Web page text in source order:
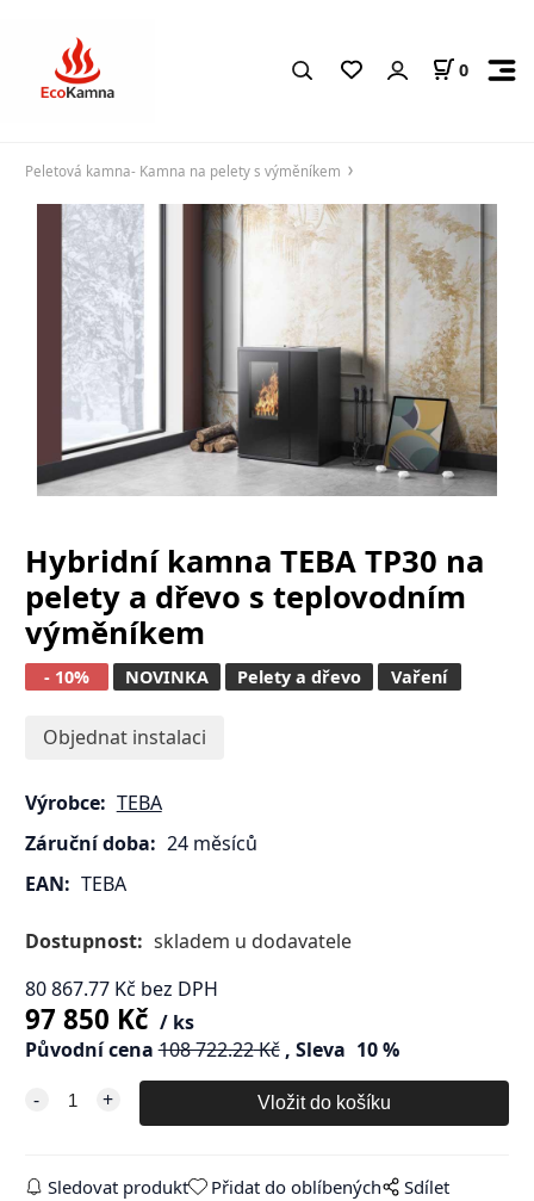
0
Peletová kamna- Kamna na pelety s výměníkem
Hybridní kamna TEBA TP30 na
pelety a dřevo s teplovodním
výměníkem
- 10% NOVINKA Pelety a dřevo Vaření
Objednat instalaci
Výrobce: TEBA
Záruční doba: 24 měsíců
EAN: TEBA
Dostupnost: skladem u dodavatele
80 867.77Kč bez DPH
97 850 Kč
ks
Původní cena 108 722.22Kč Sleva 10%
Sledovat produkt Přidat do oblíbených Sdílet